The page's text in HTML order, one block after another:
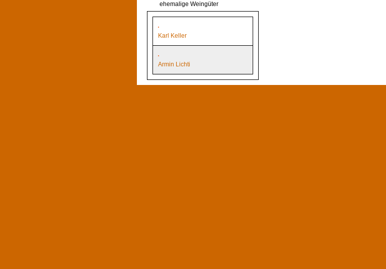
ehemalige Weingüter
Karl Keller
Armin Lichti